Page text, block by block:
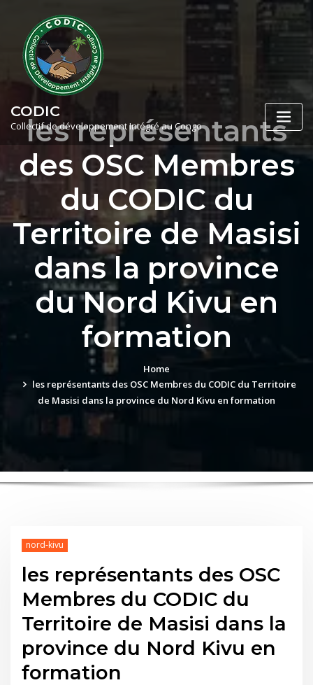
content
CODIC
Collectif de développement Intégré au Congo
les représentants
des OSC Membres
du CODIC du
Territoire de Masisi
dans la province
du Nord Kivu en
formation
Home
les représentants des OSC Membres du CODIC du Territoire
de Masisi dans la province du Nord Kivu en formation
nord-kivu
les représentants des OSC
Membres du CODIC du
Territoire de Masisi dans la
province du Nord Kivu en
formation